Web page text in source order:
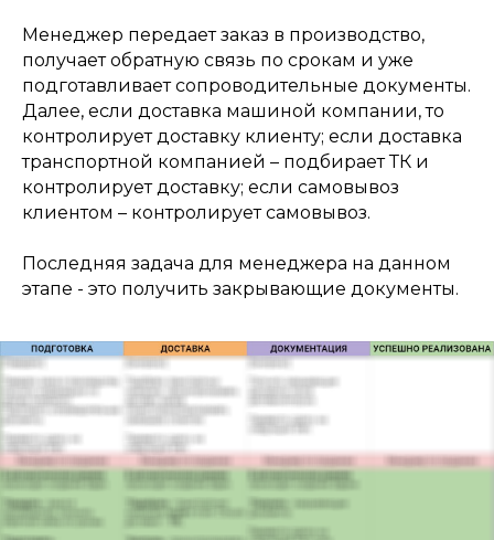
Менеджер передает заказ в производство,
получает обратную связь по срокам и уже
подготавливает сопроводительные документы.
Далее, если доставка машиной компании, то
контролирует доставку клиенту; если доставка
транспортной компанией – подбирает ТК и
контролирует доставку; если самовывоз
клиентом – контролирует самовывоз.
Последняя задача для менеджера на данном
этапе - это получить закрывающие документы.